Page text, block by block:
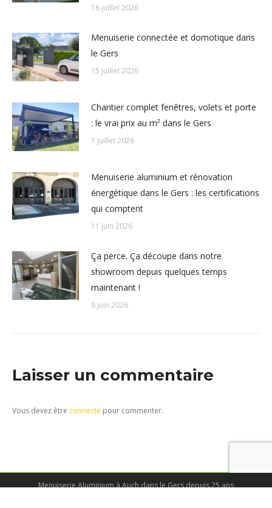
16 juillet 2026
Menuiserie connectée et domotique dans
le Gers
15 juillet 2026
Chantier complet fenêtres, volets et porte
: le vrai prix au m² dans le Gers
1 juillet 2026
Menuiserie aluminium et rénovation
énergétique dans le Gers : les certifications
qui comptent
11 juin 2026
Ça perce. Ça découpe dans notre
showroom depuis quelques temps
maintenant !
8 juin 2026
Laisser un commentaire
Vous devez être connecté pour commenter.
Menuiserie Aluminium à Auch dans le Gers depuis 25 ans